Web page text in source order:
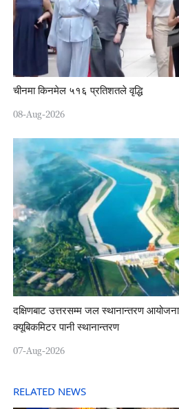
चीनमा किनमेल ५१६ प्रतिशतले वृद्धि
08-Aug-2026
दक्षिणबाट उत्तरसम्म जल स्थानान्तरण
क्यूबिकमिटर पानी स्थानान्तरण
07-Aug-2026
RELATED NEWS